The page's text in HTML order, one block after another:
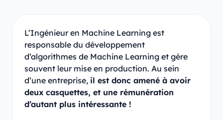
L’Ingénieur en Machine Learning est
responsable du développement
d’algorithmes de Machine Learning et gère
souvent leur mise en production. Au sein
d’une entreprise, il est donc amené à avoir
deux casquettes, et une rémunération
d’autant plus intéressante !